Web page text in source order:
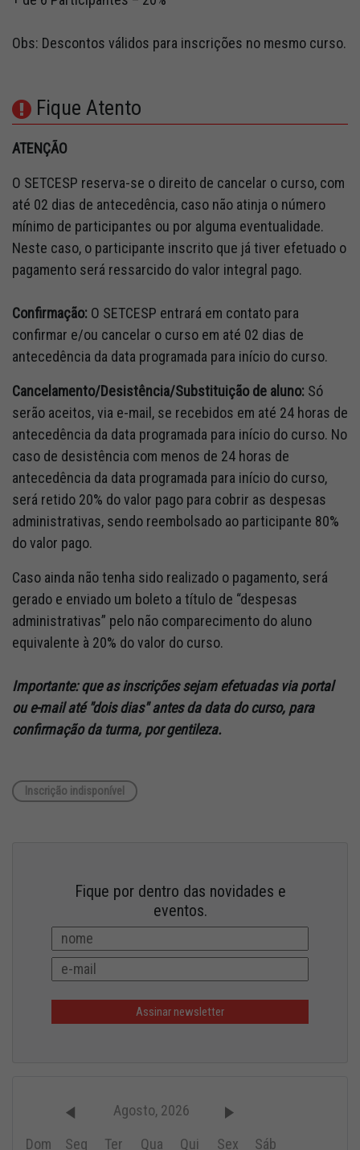
Obs: Descontos válidos para inscrições no mesmo curso.
Fique Atento
ATENÇÃO
O SETCESP reserva-se o direito de cancelar o curso, com
até 02 dias de antecedência, caso não atinja o número
mínimo de participantes ou por alguma eventualidade.
Neste caso, o participante inscrito que já tiver efetuado o
pagamento será ressarcido do valor integral pago.
Confirmação: O SETCESP entrará em contato para
confirmar e/ou cancelar o curso em até 02 dias de
antecedência da data programada para início do curso.
Cancelamento/Desistência/Substituição de aluno: Só
serão aceitos, via e-mail, se recebidos em até 24 horas de
antecedência da data programada para início do curso. No
caso de desistência com menos de 24 horas de
antecedência da data programada para início do curso,
será retido 20% do valor pago para cobrir as despesas
administrativas, sendo reembolsado ao participante 80%
do valor pago.
Caso ainda não tenha sido realizado o pagamento, será
gerado e enviado um boleto a título de “despesas
administrativas” pelo não comparecimento do aluno
equivalente à 20% do valor do curso.
Importante: que as inscrições sejam efetuadas via portal
ou e-mail até "dois dias" antes da data do curso, para
confirmação da turma, por gentileza.
Inscrição indisponível
Fique por dentro das novidades e
eventos.
Agosto, 2026
Dom
Seg Ter Qua Qui Sex Sáb